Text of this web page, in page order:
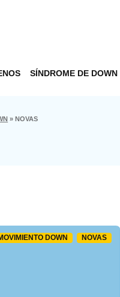
SÍNDROME DE DOWN
» NOVAS
DOWN NOVAS